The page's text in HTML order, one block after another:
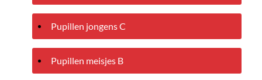
Pupillen jongens C
Pupillen meisjes B